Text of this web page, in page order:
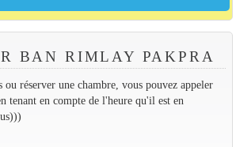
BAN RIMLAY PAKPRA
réserver une chambre, vous pouvez appeler
tenant en compte de l'heure qu'il est en